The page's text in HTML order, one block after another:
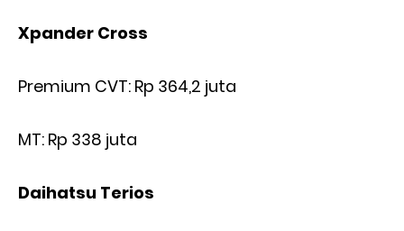
Xpander Cross
Premium CVT: Rp 364,2 juta
MT: Rp 338 juta
Daihatsu Terios